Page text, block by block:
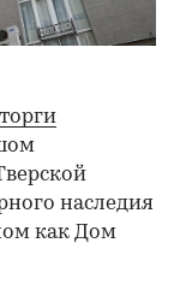
наследия
как Дом